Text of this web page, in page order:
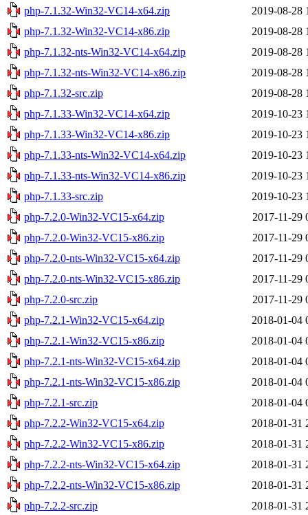
php-7.1.32-Win32-VC14-x64.zip
2019-08-28
php-7.1.32-Win32-VC14-x86.zip
2019-08-28
php-7.1.32-nts-Win32-VC14-x64.zip
2019-08-28
php-7.1.32-nts-Win32-VC14-x86.zip
2019-08-28
php-7.1.32-src.zip
2019-08-28
php-7.1.33-Win32-VC14-x64.zip
2019-10-23
php-7.1.33-Win32-VC14-x86.zip
2019-10-23
php-7.1.33-nts-Win32-VC14-x64.zip
2019-10-23
php-7.1.33-nts-Win32-VC14-x86.zip
2019-10-23
php-7.1.33-src.zip
2019-10-23
php-7.2.0-Win32-VC15-x64.zip
2017-11-29
php-7.2.0-Win32-VC15-x86.zip
2017-11-29
php-7.2.0-nts-Win32-VC15-x64.zip
2017-11-29
php-7.2.0-nts-Win32-VC15-x86.zip
2017-11-29
php-7.2.0-src.zip
2017-11-29
php-7.2.1-Win32-VC15-x64.zip
2018-01-04
php-7.2.1-Win32-VC15-x86.zip
2018-01-04
php-7.2.1-nts-Win32-VC15-x64.zip
2018-01-04
php-7.2.1-nts-Win32-VC15-x86.zip
2018-01-04
php-7.2.1-src.zip
2018-01-04
php-7.2.2-Win32-VC15-x64.zip
2018-01-31
php-7.2.2-Win32-VC15-x86.zip
2018-01-31
php-7.2.2-nts-Win32-VC15-x64.zip
2018-01-31
php-7.2.2-nts-Win32-VC15-x86.zip
2018-01-31
php-7.2.2-src.zip
2018-01-31